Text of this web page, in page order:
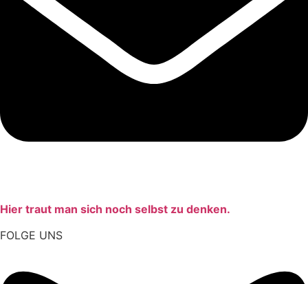
Hier traut man sich noch selbst zu denken.
FOLGE UNS